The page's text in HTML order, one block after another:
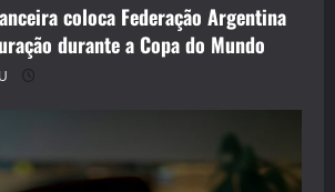
coloca Federação Argentina
durante a Copa do Mundo